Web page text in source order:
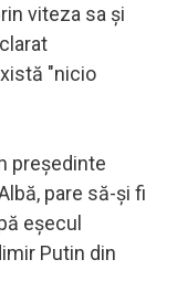
viteza sa şi
"nicio
preşedinte
pare să-şi fi
eşecul
Putin din